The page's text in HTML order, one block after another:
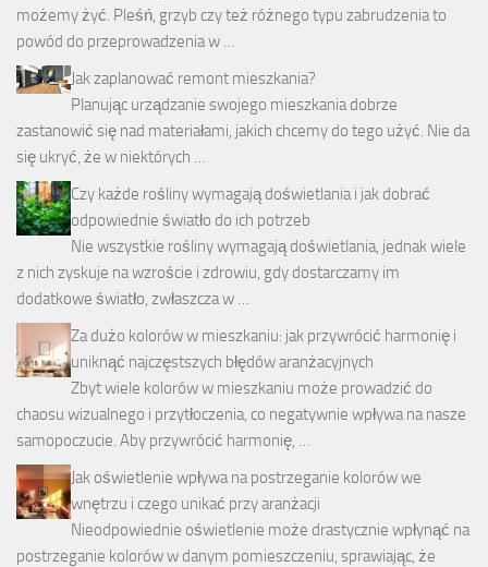
możemy żyć. Pleśń, grzyb czy też różnego typu zabrudzenia to
powód do przeprowadzenia w …
Jak zaplanować remont mieszkania?
Planując urządzanie swojego mieszkania dobrze
zastanowić się nad materiałami, jakich chcemy do tego użyć. Nie da
się ukryć, że w niektórych …
Czy każde rośliny wymagają doświetlania i jak dobrać
odpowiednie światło do ich potrzeb
Nie wszystkie rośliny wymagają doświetlania, jednak wiele
z nich zyskuje na wzroście i zdrowiu, gdy dostarczamy im
dodatkowe światło, zwłaszcza w …
Za dużo kolorów w mieszkaniu: jak przywrócić harmonię i
uniknąć najczęstszych błędów aranżacyjnych
Zbyt wiele kolorów w mieszkaniu może prowadzić do
chaosu wizualnego i przytłoczenia, co negatywnie wpływa na nasze
samopoczucie. Aby przywrócić harmonię, …
Jak oświetlenie wpływa na postrzeganie kolorów we
wnętrzu i czego unikać przy aranżacji
Nieodpowiednie oświetlenie może drastycznie wpłynąć na
postrzeganie kolorów w danym pomieszczeniu, sprawiając, że